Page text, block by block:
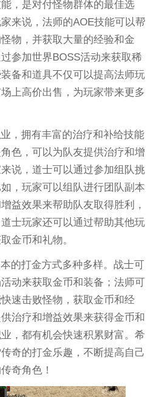
，是对付怪物群体的最佳选
来说，法师的AOE技能可以帮
物，并获取大量的经验和金
参加世界BOSS活动来获取稀
备和道具不仅可以提高法师玩
上高价出售，为玩家带来更多
，拥有丰富的治疗和补给技能
色，可以为队友提供治疗和增
说，道士可以通过参加组队挑
，玩家可以组队进行团队副本
益效果来帮助队友取得胜利，
士玩家还可以通过帮助其他玩
金币和礼物。
的打金方式多种多样。战士可
动来获取金币和装备；法师可
速击败怪物，获取金币和经
治疗和增益效果来获得金币和
，都有机会快速积累财富。希
奇的打金乐趣，不断提高自己
奇角色！